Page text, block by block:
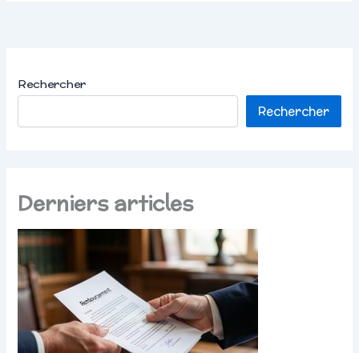
Rechercher
Rechercher
Derniers articles